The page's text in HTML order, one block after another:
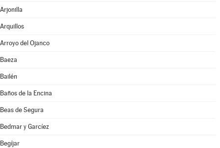
Arjonilla
Arquillos
Arroyo del Ojanco
Baeza
Bailén
Baños de la Encina
Beas de Segura
Bedmar y Garcíez
Begíjar